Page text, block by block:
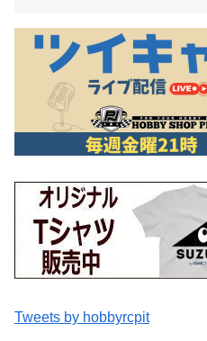
Tweets by hobbyrcpit